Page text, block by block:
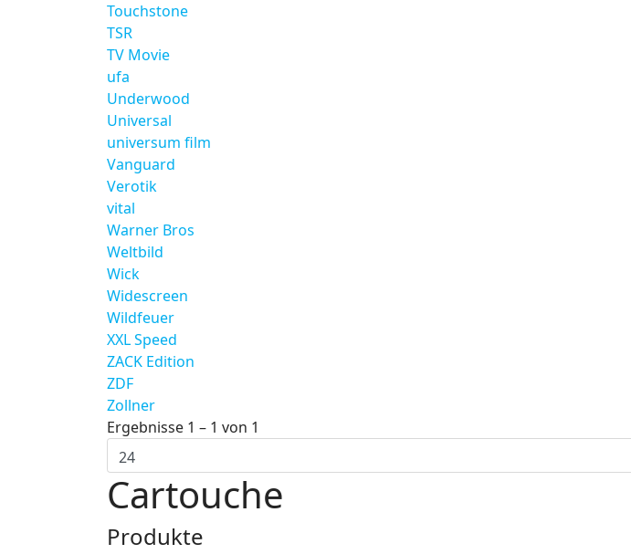
Touchstone
TSR
TV Movie
ufa
Underwood
Universal
universum film
Vanguard
Verotik
vital
Warner Bros
Weltbild
Wick
Widescreen
Wildfeuer
XXL Speed
ZACK Edition
ZDF
Zollner
Ergebnisse 1 – 1 von 1
Cartouche
Produkte